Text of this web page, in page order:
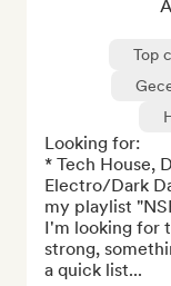
Top
Looking for:
* Tech House,
Electro/Dark
my playlist
I'm looking for
strong,
a quick list...